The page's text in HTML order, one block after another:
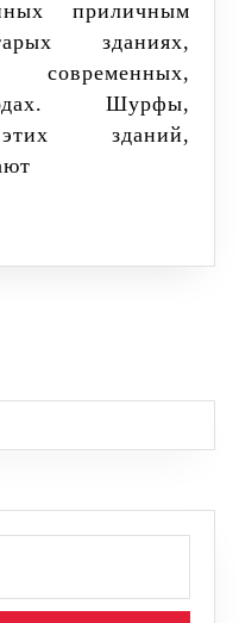
приличным
зданиях,
Шурфы,
зданий,